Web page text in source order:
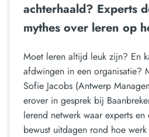
achterhaald? Experts
mythes over leren op
Moet leren altijd leuk zijn? En
afdwingen in een organisatie?
Sofie Jacobs (Antwerp
erover in gesprek bij
lerend netwerk waar experts
bewust uitdagen rond hoe